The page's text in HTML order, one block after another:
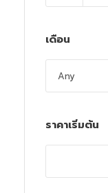
เดือน
ราคาเริ่มต้น